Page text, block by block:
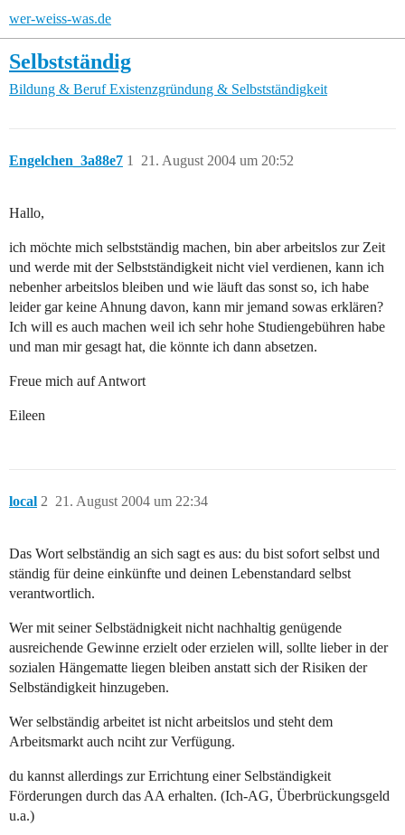
wer-weiss-was.de
Selbstständig
Bildung & Beruf Existenzgründung & Selbstständigkeit
Engelchen_3a88e7 21. August 2004 um 20:52
1
Hallo,
ich möchte mich selbstständig machen, bin aber arbeitslos zur Zeit
und werde mit der Selbstständigkeit nicht viel verdienen, kann ich
nebenher arbeitslos bleiben und wie läuft das sonst so, ich habe
leider gar keine Ahnung davon, kann mir jemand sowas erklären?
Ich will es auch machen weil ich sehr hohe Studiengebühren habe
und man mir gesagt hat, die könnte ich dann absetzen.
Freue mich auf Antwort
Eileen
local 21. August 2004 um 22:34
2
Das Wort selbständig an sich sagt es aus: du bist sofort selbst und
ständig für deine einkünfte und deinen Lebenstandard selbst
verantwortlich.
Wer mit seiner Selbstädnigkeit nicht nachhaltig genügende
ausreichende Gewinne erzielt oder erzielen will, sollte lieber in der
sozialen Hängematte liegen bleiben anstatt sich der Risiken der
Selbständigkeit hinzugeben.
Wer selbständig arbeitet ist nicht arbeitslos und steht dem
Arbeitsmarkt auch nciht zur Verfügung.
du kannst allerdings zur Errichtung einer Selbständigkeit
Förderungen durch das AA erhalten. (Ich-AG, Überbrückungsgeld
u.a.)